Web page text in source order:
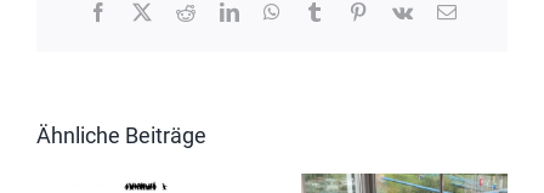
Facebook
X RedditLinkedInWhatsApp
TumblrPinterest
Vk
E-
Ähnliche Beiträge